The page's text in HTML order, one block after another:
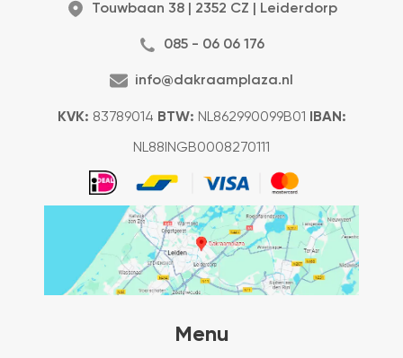
Touwbaan 38 | 2352 CZ | Leiderdorp
085 - 06 06 176
info@dakraamplaza.nl
KVK: 83789014 BTW: NL862990099B01 IBAN:
NL88INGB0008270111
Menu